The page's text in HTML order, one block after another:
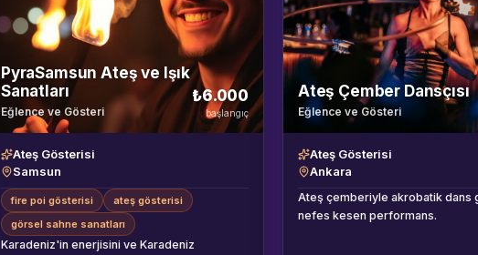
PyraSamsun Ateş ve Işık
Sanatları
Eğlence ve Gösteri
₺6.000
başlangıç
Ateş Gösterisi
Samsun
fire poi gösterisi
ateş gösterisi
görsel sahne sanatları
Karadeniz'in enerjisini ve Karadeniz
Ateş Çember Dansçısı
Eğlence ve Gösteri
Ateş Gösterisi
Ankara
Ateş çemberiyle akrobatik dans
nefes kesen performans.